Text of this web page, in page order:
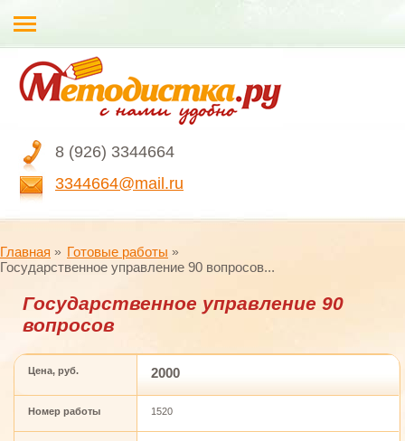
8 (926) 3344664
3344664@mail.ru
Главная
Готовые работы
Государственное управление 90 вопросов...
Государственное управление 90
вопросов
Цена, руб. 2000
Номер работы 1520